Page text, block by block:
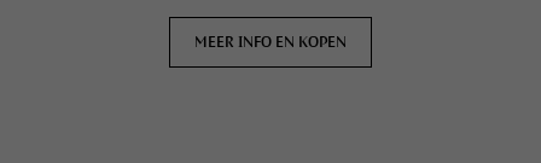
MEER INFO EN KOPEN